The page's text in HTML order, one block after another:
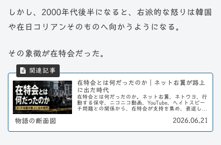
しかし、2000年代後半になると、右派的な怒りは韓国
や在日コリアンそのものへ向かうようになる。
その象徴が在特会だった。
在特会とは何だったのか｜ネット右翼が路上
に出た時代
在特会とは何だったのか。ネット右翼、ネトウヨ、行
動する保守、ニコニコ動画、YouTube、ヘイトスピー
チ問題との関係から、在特会が支持を集め、衰退し、
物語の断面図 2026.06.21